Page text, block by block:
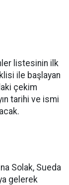
listesinin ilk
ile başlayan
çekim
tarihi ve ismi
Solak, Sueda
gelerek